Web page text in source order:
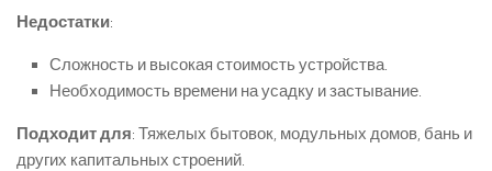
Недостатки:
Сложность и высокая стоимость устройства.
Необходимость времени на усадку и застывание.
Подходит для: Тяжелых бытовок, модульных домов, бань и
других капитальных строений.